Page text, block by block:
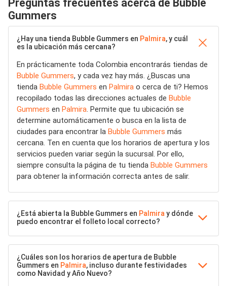
Preguntas frecuentes acerca de Bubble
Gummers
¿Hay una tienda Bubble Gummers en Palmira, y cuál
es la ubicación más cercana?
En prácticamente toda Colombia encontrarás tiendas de
Bubble Gummers, y cada vez hay más. ¿Buscas una
tienda Bubble Gummers en Palmira o cerca de ti? Hemos
recopilado todas las direcciones actuales de Bubble
Gummers en Palmira. Permite que tu ubicación se
determine automáticamente o busca en la lista de
ciudades para encontrar la Bubble Gummers más
cercana. Ten en cuenta que los horarios de apertura y los
servicios pueden variar según la sucursal. Por ello,
siempre consulta la página de tu tienda Bubble Gummers
para obtener la información correcta antes de salir.
¿Está abierta la Bubble Gummers en Palmira y dónde
puedo encontrar el folleto local correcto?
¿Cuáles son los horarios de apertura de Bubble
Gummers en Palmira, incluso durante festividades
como Navidad y Año Nuevo?